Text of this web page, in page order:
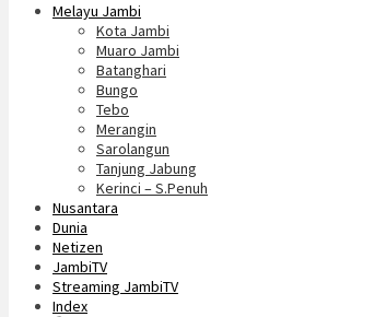
Melayu Jambi
Kota Jambi
Muaro Jambi
Batanghari
Bungo
Tebo
Merangin
Sarolangun
Tanjung Jabung
Kerinci – S.Penuh
Nusantara
Dunia
Netizen
JambiTV
Streaming JambiTV
Index